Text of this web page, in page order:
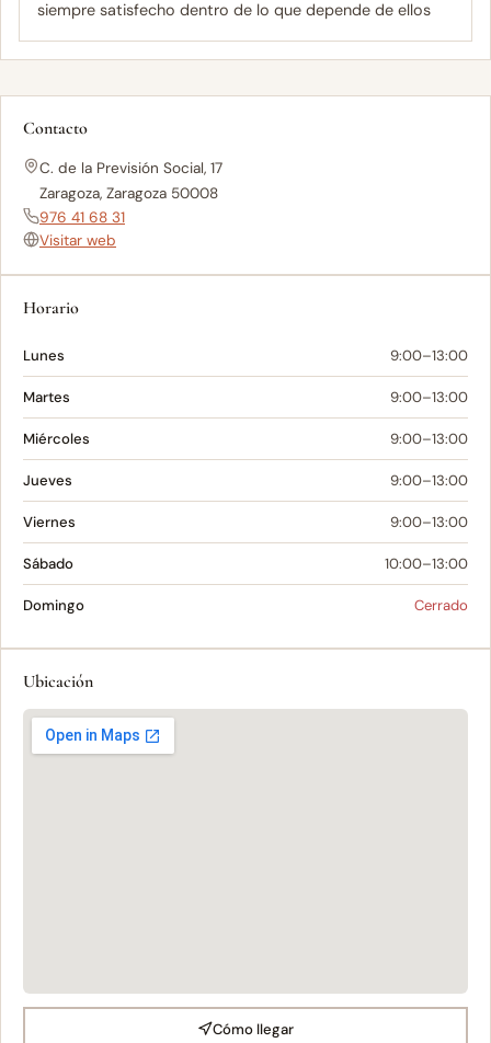
siempre satisfecho dentro de lo que depende de ellos
Contacto
C. de la Previsión Social, 17
Zaragoza, Zaragoza 50008
976 41 68 31
Visitar web
Horario
Lunes 9:00–13:00
Martes 9:00–13:00
Miércoles 9:00–13:00
Jueves 9:00–13:00
Viernes 9:00–13:00
Sábado 10:00–13:00
Domingo Cerrado
Ubicación
Cómo llegar